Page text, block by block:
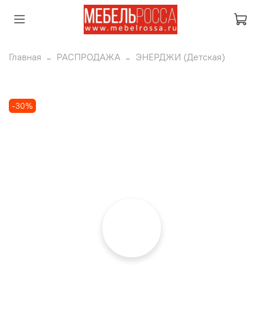
Главная РАСПРОДАЖА ЭНЕРДЖИ (Детская)
-30%